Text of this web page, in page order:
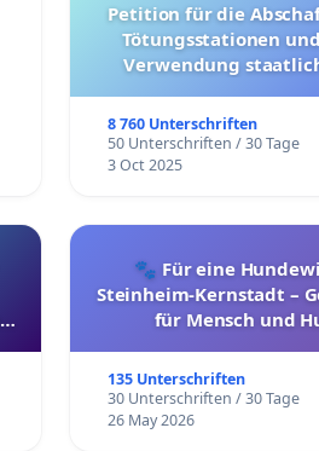
Petition für die Abschaffung der
Tötungsstationen
Verwendung
8 760 Unterschriften
50 Unterschriften / 30 Tage
3 Oct 2025
🐾 Für eine
Steinheim-Kernstadt –
für Mensch und
135 Unterschriften
30 Unterschriften / 30 Tage
26 May 2026